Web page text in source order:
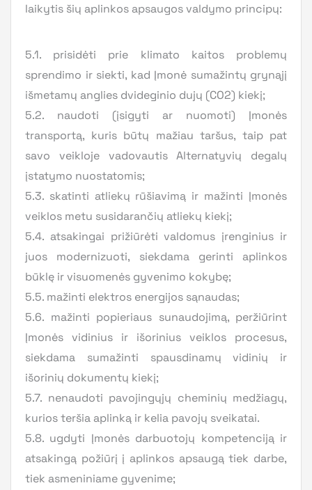
laikytis šių aplinkos apsaugos valdymo principų:
5.1. prisidėti prie klimato kaitos problemų
sprendimo ir siekti, kad Įmonė sumažintų grynąjį
išmetamų anglies dvideginio dujų (CO2) kiekį;
5.2. naudoti (įsigyti ar nuomoti) Įmonės
transportą, kuris būtų mažiau taršus, taip pat
savo veikloje vadovautis Alternatyvių degalų
įstatymo nuostatomis;
5.3. skatinti atliekų rūšiavimą ir mažinti Įmonės
veiklos metu susidarančių atliekų kiekį;
5.4. atsakingai prižiūrėti valdomus įrenginius ir
juos modernizuoti, siekdama gerinti aplinkos
būklę ir visuomenės gyvenimo kokybę;
5.5. mažinti elektros energijos sąnaudas;
5.6. mažinti popieriaus sunaudojimą, peržiūrint
Įmonės vidinius ir išorinius veiklos procesus,
siekdama sumažinti spausdinamų vidinių ir
išorinių dokumentų kiekį;
5.7. nenaudoti pavojingųjų cheminių medžiagų,
kurios teršia aplinką ir kelia pavojų sveikatai.
5.8. ugdyti Įmonės darbuotojų kompetenciją ir
atsakingą požiūrį į aplinkos apsaugą tiek darbe,
tiek asmeniniame gyvenime;